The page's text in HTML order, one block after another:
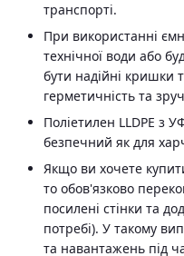
транспорті.
При використанні
технічної води або
бути надійні
герметичність та
Поліетилен LLDPE з
безпечний як для
Якщо ви хочете
то обов'язково
посилені стінки та
потребі). У такому
та навантажень під